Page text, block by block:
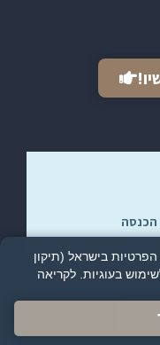
הכנסה​
בישראל (תיקון
לקריאה